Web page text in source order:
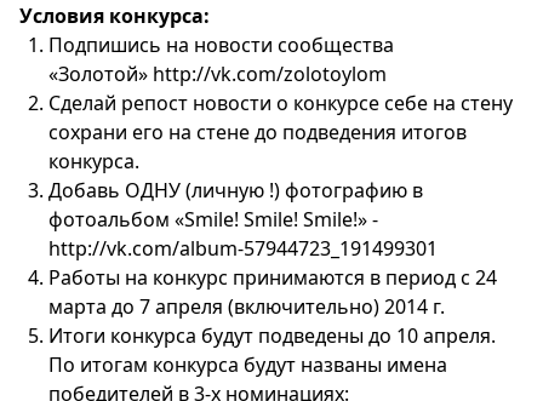
Условия конкурса:
Подпишись на новости сообщества
«Золотой» http://vk.com/zolotoylom
Сделай репост новости о конкурсе себе на стену
сохрани его на стене до подведения итогов
конкурса.
Добавь ОДНУ (личную !) фотографию в
фотоальбом «Smile! Smile! Smile!» -
http://vk.com/album-57944723_191499301
Работы на конкурс принимаются в период с 24
марта до 7 апреля (включительно) 2014 г.
Итоги конкурса будут подведены до 10 апреля.
По итогам конкурса будут названы имена
победителей в 3-х номинациях: